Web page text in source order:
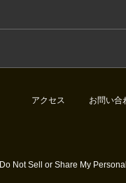
アクセス お問い合
Do Not Sell or Share My